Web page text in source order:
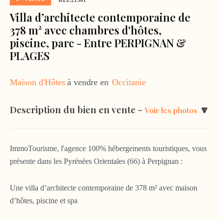
Villa d’architecte contemporaine de
378 m² avec chambres d'hôtes,
piscine, parc - Entre PERPIGNAN &
PLAGES
Maison d'Hôtes à vendre en Occitanie
Description du bien en vente -Voir les photos 🔽
ImmoTourisme, l'agence 100% hébergements touristiques, vous
présente dans les Pyrénées Orientales (66) à Perpignan :
Une villa d’architecte contemporaine de 378 m² avec maison
d’hôtes, piscine et spa